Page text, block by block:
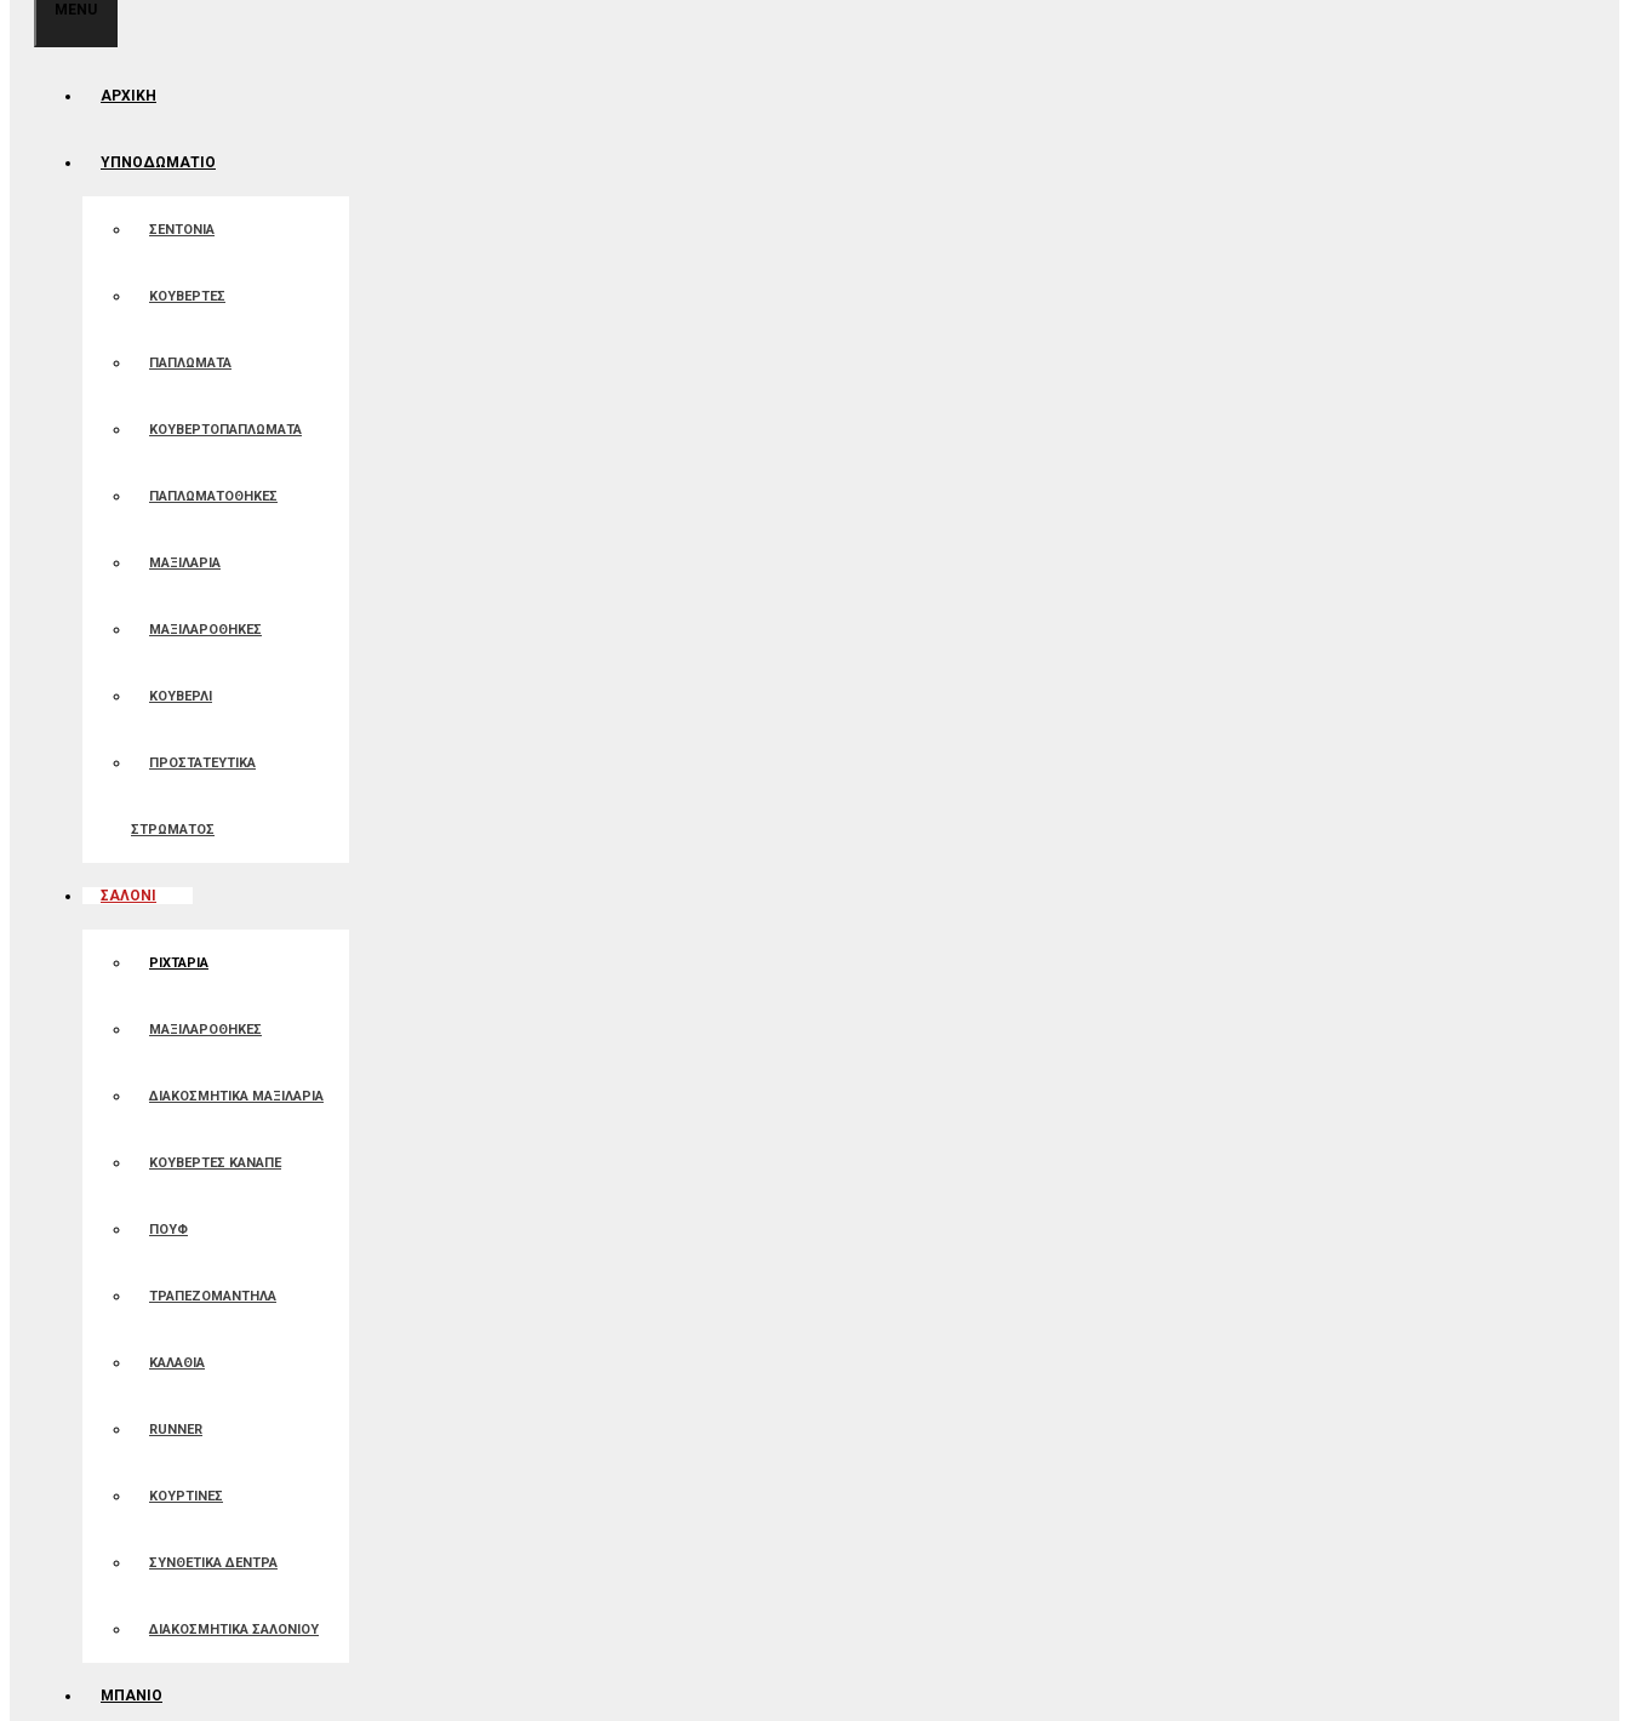
MENU
ΑΡΧΙΚΉ
ΥΠΝΟΔΩΜΑΤΙΟ
ΣΕΝΤΟΝΙΑ
ΚΟΥΒΕΡΤΕΣ
ΠΑΠΛΩΜΑΤΑ
ΚΟΥΒΕΡΤΟΠΑΠΛΩΜΑΤΑ
ΠΑΠΛΩΜΑΤΟΘΗΚΕΣ
ΜΑΞΙΛΑΡΙΑ
ΜΑΞΙΛΑΡΟΘΗΚΕΣ
ΚΟΥΒΕΡΛΙ
ΠΡΟΣΤΑΤΕΥΤΙΚΑ
ΣΤΡΩΜΑΤΟΣ
ΣΑΛΟΝΙ
ΡΙΧΤΑΡΙΑ
ΜΑΞΙΛΑΡΟΘΗΚΕΣ
ΔΙΑΚΟΣΜΗΤΙΚΑ ΜΑΞΙΛΑΡΙΑ
ΚΟΥΒΕΡΤΕΣ ΚΑΝΑΠΕ
ΠΟΥΦ
ΤΡΑΠΕΖΟΜΑΝΤΗΛΑ
ΚΑΛΑΘΙΑ
RUNNER
ΚΟΥΡΤΙΝΕΣ
ΣΥΝΘΕΤΙΚΑ ΔΕΝΤΡΑ
ΔΙΑΚΟΣΜΗΤΙΚΑ ΣΑΛΟΝΙΟΥ
ΜΠΑΝΙΟ